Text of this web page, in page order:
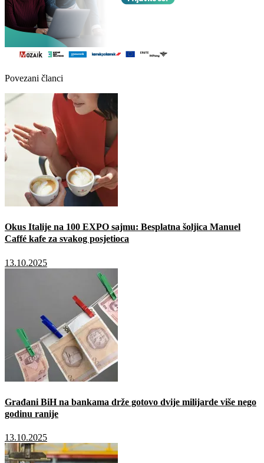
Povezani članci
Okus Italije na 100 EXPO sajmu: Besplatna šoljica Manuel
Caffé kafe za svakog posjetioca
13.10.2025
Građani BiH na bankama drže gotovo dvije milijarde više nego
godinu ranije
13.10.2025